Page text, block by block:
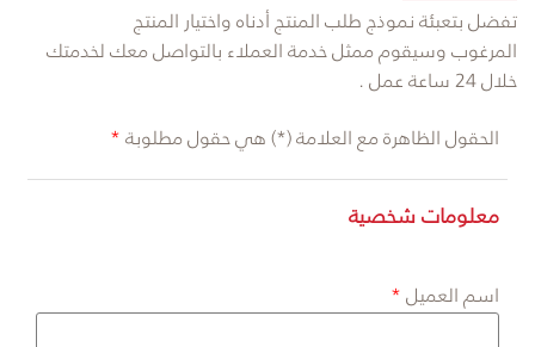
​تفضل بتعبئة نموذج طلب المنتج أدناه واختيار المنتج
المرغوب وسيقوم ممثل خدمة العملاء بالتواصل معكلخدمتك
خلال 24 ساعة عمل .
الحقول الظاهرة مع العلامة (*) هي حقول مطلوبة
معلومات شخصية
اسم العميل